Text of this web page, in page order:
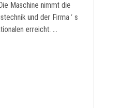
Maschine nimmt die
und der Firma ’ s
erreicht. …